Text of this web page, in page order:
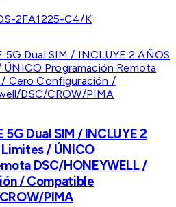
2FA1225-C4/K
Dual SIM / INCLUYE 2
/ ÚNICO
DSC/HONEYWELL /
/ Compatible
PIMA